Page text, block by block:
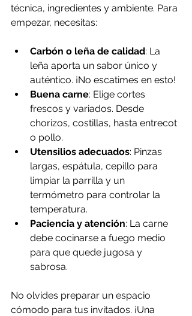
técnica, ingredientes y ambiente. Para
empezar, necesitas:
Carbón o leña de calidad: La
leña aporta un sabor único y
auténtico. ¡No escatimes en esto!
Buena carne: Elige cortes
frescos y variados. Desde
chorizos, costillas, hasta entrecot
o pollo.
Utensilios adecuados: Pinzas
largas, espátula, cepillo para
limpiar la parrilla y un
termómetro para controlar la
temperatura.
Paciencia y atención: La carne
debe cocinarse a fuego medio
para que quede jugosa y
sabrosa.
No olvides preparar un espacio
cómodo para tus invitados. ¡Una